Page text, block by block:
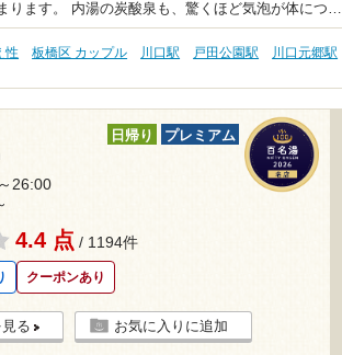
ります。 内湯の炭酸泉も、驚くほど気泡が体につ…
性 板橋区 カップル 川口駅 戸田公園駅
川口元郷駅
日帰り プレミアム
26:00
4.4 点 / 1194件
クーポンあり
る お気に入りに追加